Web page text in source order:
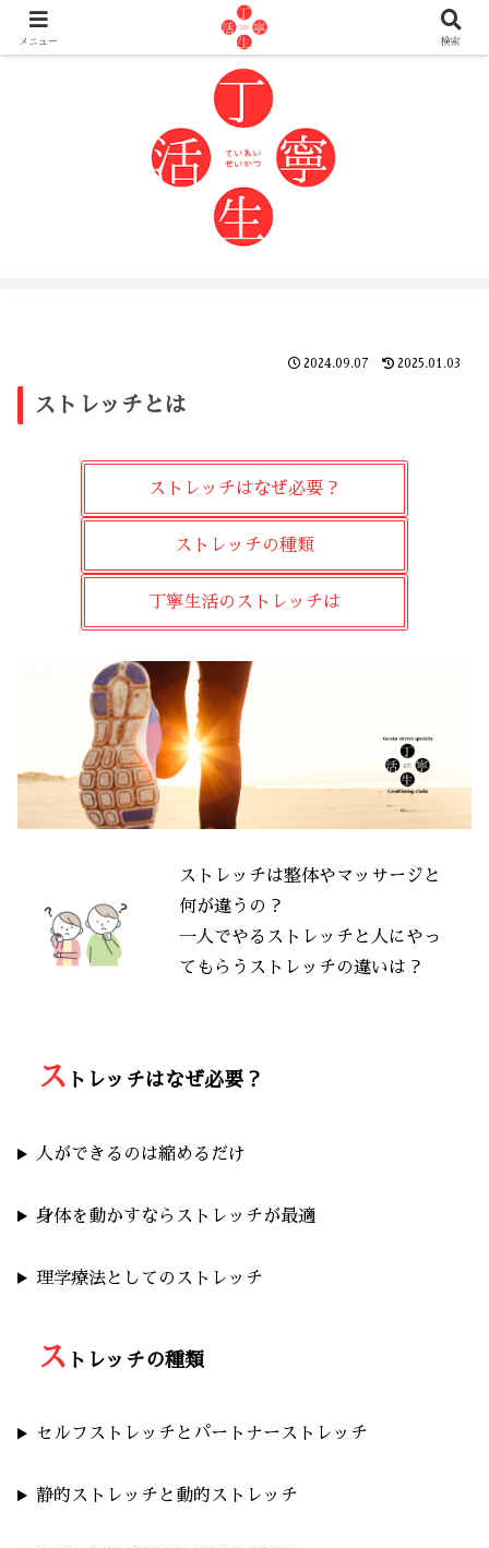
自分の身体を自分でなんとかしたい人へ
2024.09.07 2025.01.03
ストレッチとは
ストレッチはなぜ必要？
ストレッチの種類
丁寧生活のストレッチは
ストレッチは整体やマッサージと
何が違うの？
一人でやるストレッチと人にやっ
てもらうストレッチの違いは？
ス トレッチはなぜ必要？
人ができるのは縮めるだけ
身体を動かすならストレッチが最適
理学療法としてのストレッチ
ス トレッチの種類
セルフストレッチとパートナーストレッチ
静的ストレッチと動的ストレッチ
メニュー 検索